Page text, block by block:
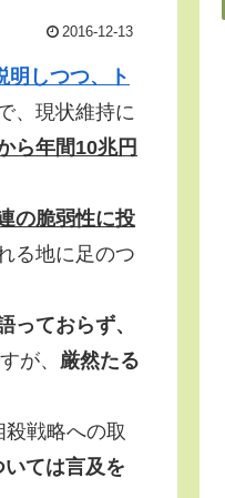
2016-12-13
明しつつ、ト
、現状維持に
ら年間10兆円
の脆弱性に投
る地に足のつ
っておらず、
が、 厳然たる
戦略への取
ては言及を